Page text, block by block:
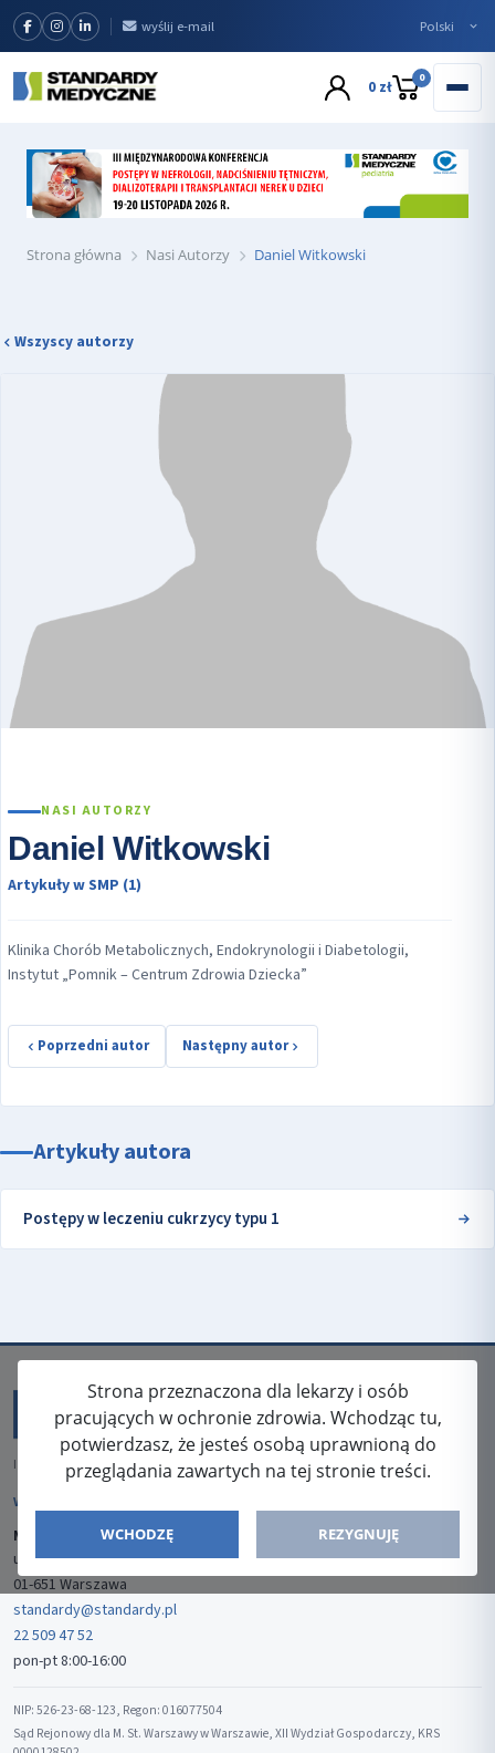
wyślij e-mail
0 zł 0
Strona główna Nasi Autorzy Daniel Witkowski
Wszyscy autorzy
NASI AUTORZY
Daniel Witkowski
Artykuły w SMP (1)
Klinika Chorób Metabolicznych, Endokrynologii i Diabetologii,
Instytut „Pomnik – Centrum Zdrowia Dziecka”
Poprzedni autor Następny autor
Artykuły autora
Postępy w leczeniu cukrzycy typu 1
Strona przeznaczona dla lekarzy i osób
pracujących w ochronie zdrowia. Wchodząc tu,
potwierdzasz, że jesteś osobą uprawnioną do
przeglądania zawartych na tej stronie treści.
WCHODZĘ REZYGNUJĘ
ISSN: 2080-5438
WYDAWCA
Media-Press Sp. z o.o.
ul. Gwiaździsta 7B/8
01-651 Warszawa
standardy@standardy.pl
22 509 47 52
pon-pt 8:00-16:00
NIP: 526-23-68-123, Regon: 016077504
Sąd Rejonowy dla M. St. Warszawy w Warszawie, XII Wydział Gospodarczy, KRS